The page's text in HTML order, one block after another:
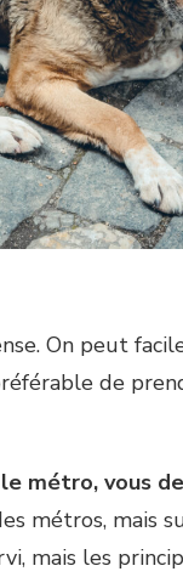
On peut
de
métro, vous
métros, mais
mais les